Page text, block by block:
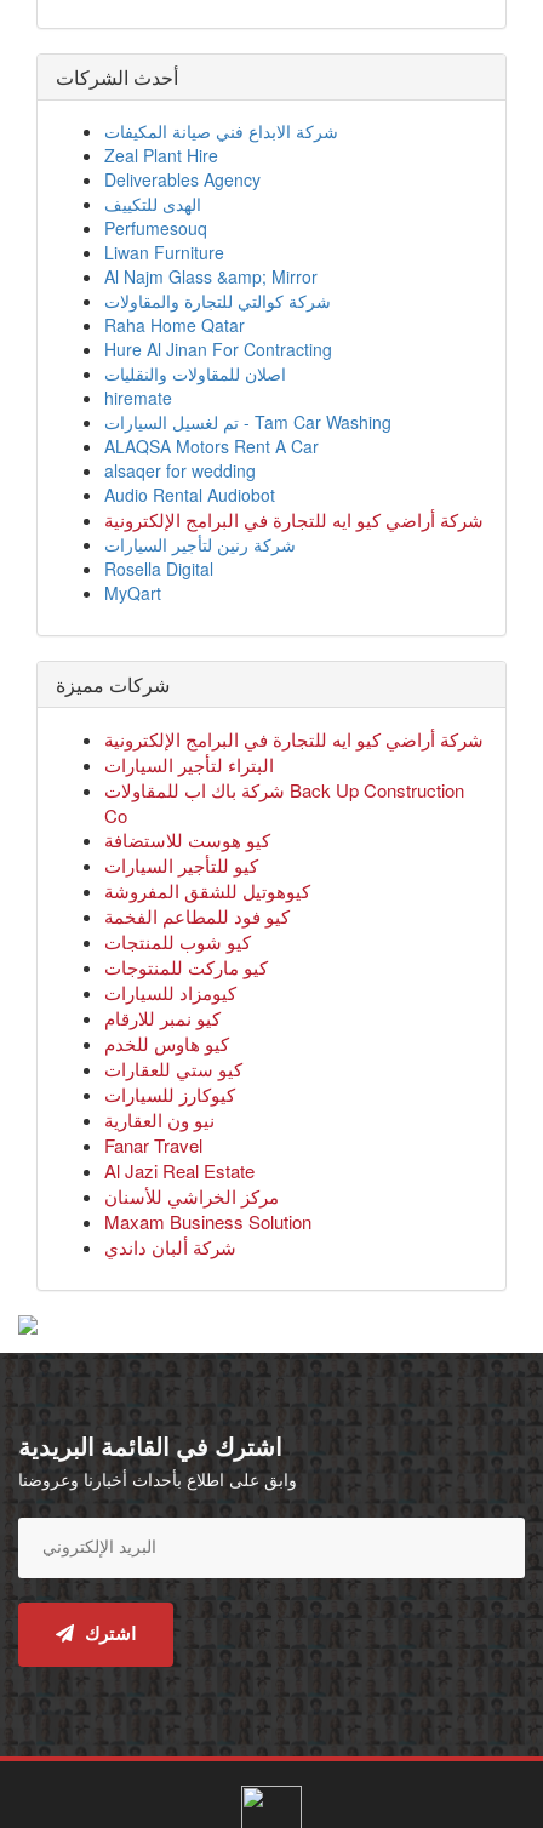
أحدث الشركات
شركة الابداع فني صيانة المكيفات
Zeal Plant Hire
Deliverables Agency
الهدى للتكييف
Perfumesouq
Liwan Furniture
Al Najm Glass &amp; Mirror
شركة كوالتي للتجارة والمقاولات
Raha Home Qatar
Hure Al Jinan For Contracting
اصلان للمقاولات والنقليات
hiremate
تم لغسيل السيارات - Tam Car Washing
ALAQSA Motors Rent A Car
alsaqer for wedding
Audio Rental Audiobot
شركة أراضي كيو ايه للتجارة في البرامج الإلكترونية
شركة رنين لتأجير السيارات
Rosella Digital
MyQart
شركات مميزة
شركة أراضي كيو ايه للتجارة في البرامج الإلكترونية
البتراء لتأجير السيارات
شركة باك اب للمقاولات Back Up Construction
Co
كيو هوست للاستضافة
كيو للتأجير السيارات
كيوهوتيل للشقق المفروشة
كيو فود للمطاعم الفخمة
كيو شوب للمنتجات
كيو ماركت للمنتوجات
كيومزاد للسيارات
كيو نمبر للارقام
كيو هاوس للخدم
كيو ستي للعقارات
كيوكارز للسيارات
نيو ون العقارية
Fanar Travel
Al Jazi Real Estate
مركز الخراشي للأسنان
Maxam Business Solution
شركة ألبان داندي
اشترك في القائمة البريدية
وابق على اطلاع بأحداث أخبارنا وعروضنا
اشترك